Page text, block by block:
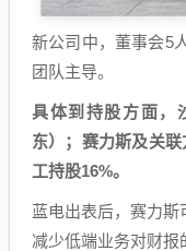
新公司中，董事会5
团队主导。
具体到持股方面，
东）；赛力斯及关
工持股16%。
蓝电出表后，赛力斯
减少低端业务对财